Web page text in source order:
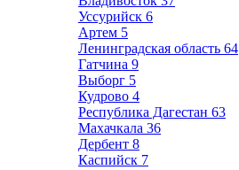
Уссурийск 6
Артем 5
Ленинградская область 64
Гатчина 9
Выборг 5
Кудрово 4
Республика Дагестан 63
Махачкала 36
Дербент 8
Каспийск 7